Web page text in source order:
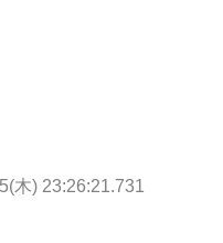
木) 23:26:21.731